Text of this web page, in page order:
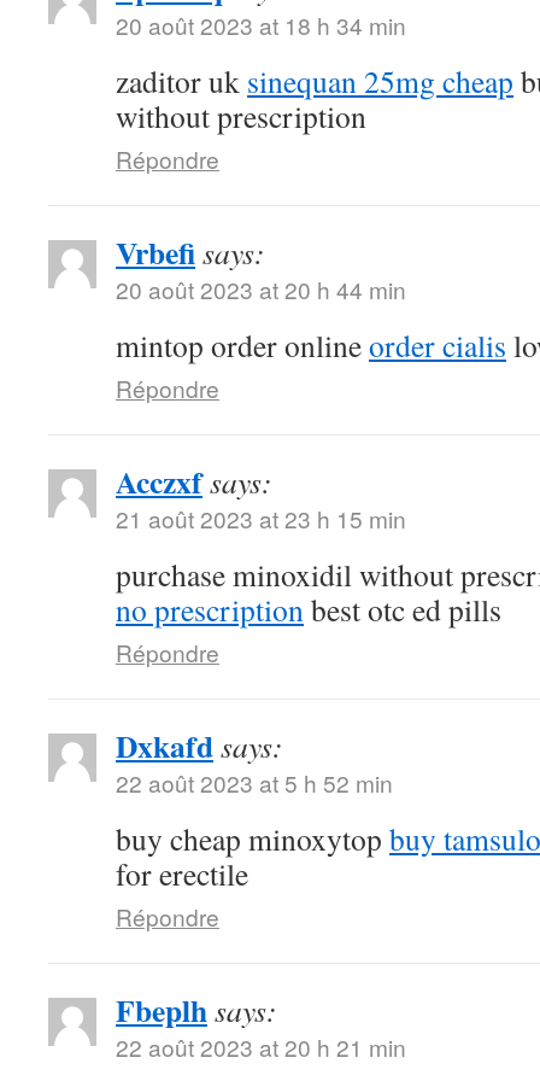
20 août 2023 at 18 h 34 min
zaditor uk sinequan 25mg cheap
without prescription
Répondre
Vrbefisays:
20 août 2023 at 20 h 44 min
mintop order onlineorder cialis
Répondre
Acczxfsays:
21 août 2023 at 23 h 15 min
purchase minoxidil without
no prescriptionbest otc ed pills
Répondre
Dxkafdsays:
22 août 2023 at 5 h 52 min
buy cheap minoxytop buy
for erectile
Répondre
Fbeplhsays:
22 août 2023 at 20 h 21 min